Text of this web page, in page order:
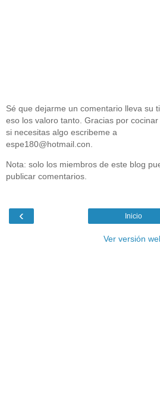
Sé que dejarme un comentario lleva su
eso los valoro tanto. Gracias por cocinar
si necesitas algo escribeme a
espe180@hotmail.con.
Nota: solo los miembros de este blog
publicar comentarios.
‹ Inicio
Ver versión